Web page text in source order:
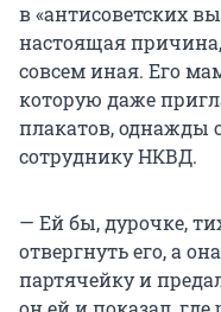
в «антисоветских
настоящая
совсем иная. Его
которую даже
плакатов, однажды
сотруднику НКВД.
— Ей бы, дурочке,
отвергнуть его, а
партячейку и